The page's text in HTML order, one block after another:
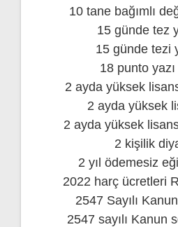
10 tane bağımlı
15 günde tez
15 günde tezi
18 punto
2 ayda yüksek
2 ayda yüksek
2 ayda yüksek
2 kişilik
2 yıl ödemesiz
2022 harç ücretleri
2547 Sayılı
2547 sayılı Kanun